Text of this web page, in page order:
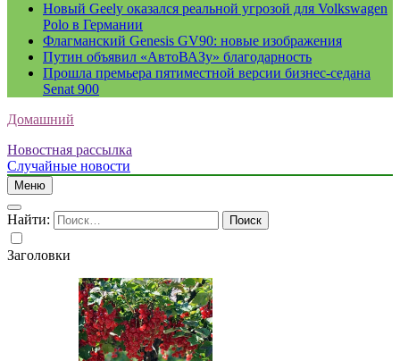
Новый Geely оказался реальной угрозой для Volkswagen
Polo в Германии
Флагманский Genesis GV90: новые изображения
Путин объявил «АвтоВАЗу» благодарность
Прошла премьера пятиместной версии бизнес-седана
Senat 900
Домашний
Новостная рассылка
Случайные новости
Меню
Найти:
Заголовки